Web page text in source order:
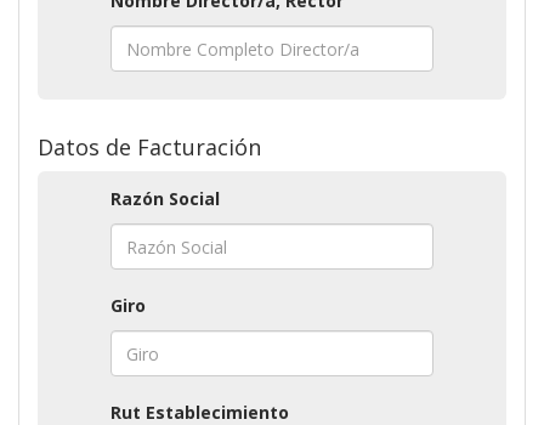
Datos de Facturación
Razón Social
Giro
Rut Establecimiento